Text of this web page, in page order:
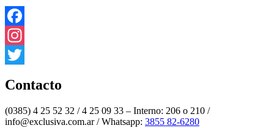
Facebook
Instagram
Contacto
(0385) 4 25 52 32 / 4 25 09 33 – Interno: 206 o 210 /
info@exclusiva.com.ar / Whatsapp: 3855 82-6280